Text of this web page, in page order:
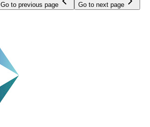
Go to previous page Go to next page